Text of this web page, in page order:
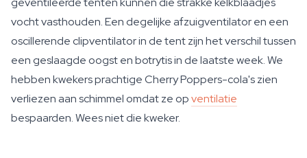
vocht vasthouden. Een degelijke afzuigventilator en een
oscillerende clipventilator in de tent zijn het verschil tussen
een geslaagde oogst en botrytis in de laatste week. We
hebben kwekers prachtige Cherry Poppers-cola's zien
verliezen aan schimmel omdat ze opventilatie
bespaarden. Wees niet die kweker.